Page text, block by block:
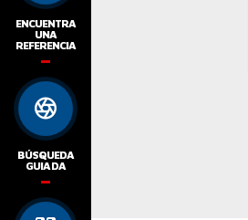
ENCUENTRA
UNA
REFERENCIA
BÚSQUEDA
GUIADA